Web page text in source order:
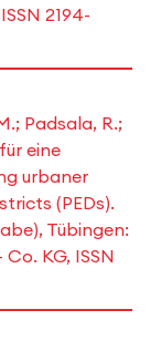
2194-
Padsala, R.;
eine
urbaner
(PEDs).
Tübingen:
KG, ISSN